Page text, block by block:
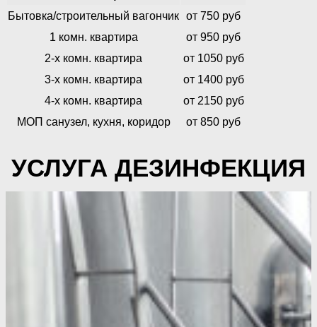
Бытовка/строительный вагончик от 750 руб
1 комн. квартира
от 950 руб
2-х комн. квартира
от 1050 руб
3-х комн. квартира
от 1400 руб
4-х комн. квартира
от 2150 руб
МОП санузел, кухня, коридор
от 850 руб
УСЛУГА ДЕЗИНФЕКЦИЯ